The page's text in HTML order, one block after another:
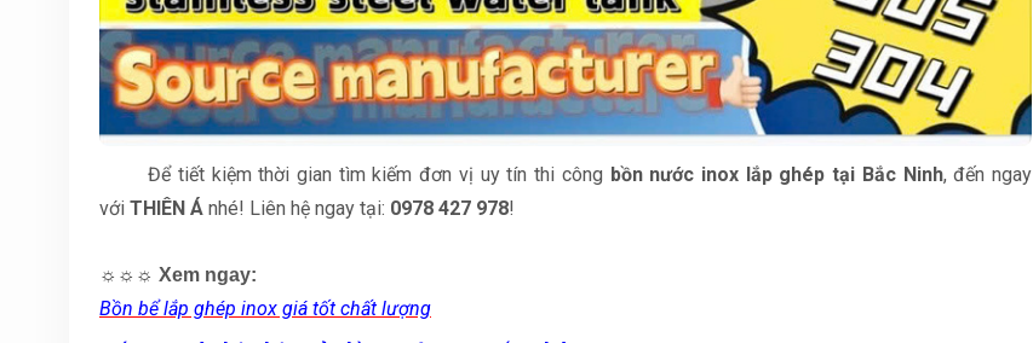
Để tiết kiệm thời gian tìm kiếm đơn vị uy tín thi công bồn nước inox lắp ghép tại Bắc Ninh, đến ngay
với THIÊN Á nhé! Liên hệ ngay tại: 0978 427 978!
☼☼☼ Xem ngay:
Bồn bể lắp ghép inox giá tốt chất lượng